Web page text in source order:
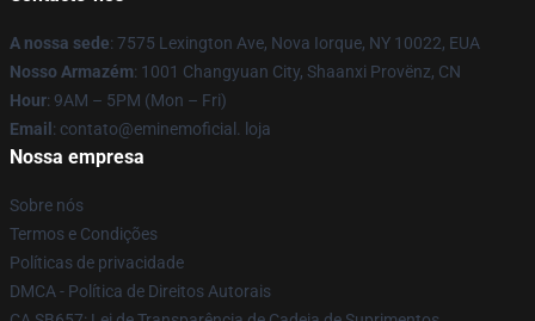
A nossa sede: 7575 Lexington Ave, Nova Iorque, NY 10022, EUA
Nosso Armazém: 1001 Changyuan City, Shaanxi Provënz, CN
Hour: 9AM – 5PM (Mon – Fri)
Email : contato@eminemoficial. loja
Nossa empresa
Sobre nós
Termos e Condições
Políticas de privacidade
DMCA - Política de Direitos Autorais